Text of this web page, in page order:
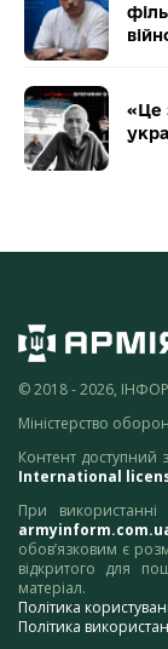
«Це
© 2018 - 2026,
Міністерство
Контент доступний
International
При
обов’язковим є
відкритого для
матеріал.
Політика
Політика